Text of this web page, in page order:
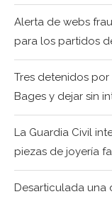
Alerta de webs
para los partidos
Tres detenidos
Bages y dejar sin
La Guardia Civil
piezas de joyería
Desarticulada una